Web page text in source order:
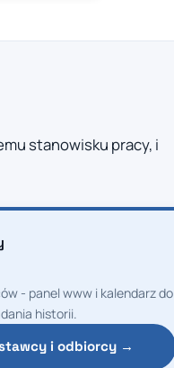
stanowisku pracy, i
- panel www i kalendarz do
historii.
i odbiorcy →